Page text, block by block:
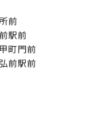
前
駅前
町門前
前駅前